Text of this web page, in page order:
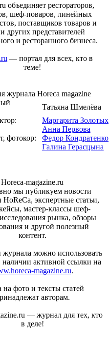
объединяет рестораторов,
шеф-поваров, линейных
поставщиков товаров и
других представителей
и ресторанного бизнеса.
— портал для всех, кто в
теме!
журнала Horeca magazine
Татьяна Шмелёва
Маргарита Золотых
Анна Первова
фотокор:
Федор Кондратенко
Галина Герасцына
Horeca-magazine.ru
мы публикуем новости
HoReCa, экспертные статьи,
мастер-классы шеф-
рынка, обзоры
и другой полезный
контент.
можно использовать
наличии активной ссылки на
magazine.ru.
на фото и тексты статей
авторам.
— журнал для тех, кто
в деле!